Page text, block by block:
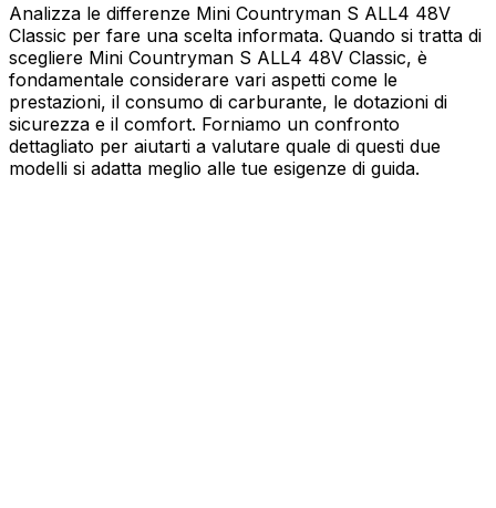
Analizza le differenze Mini Countryman S ALL4 48V
Classic per fare una scelta informata. Quando si tratta di
scegliere Mini Countryman S ALL4 48V Classic, è
fondamentale considerare vari aspetti come le
prestazioni, il consumo di carburante, le dotazioni di
sicurezza e il comfort. Forniamo un confronto
dettagliato per aiutarti a valutare quale di questi due
modelli si adatta meglio alle tue esigenze di guida.